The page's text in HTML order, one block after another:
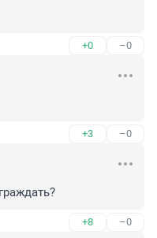
+0 –0
+3 –0
+8 –0